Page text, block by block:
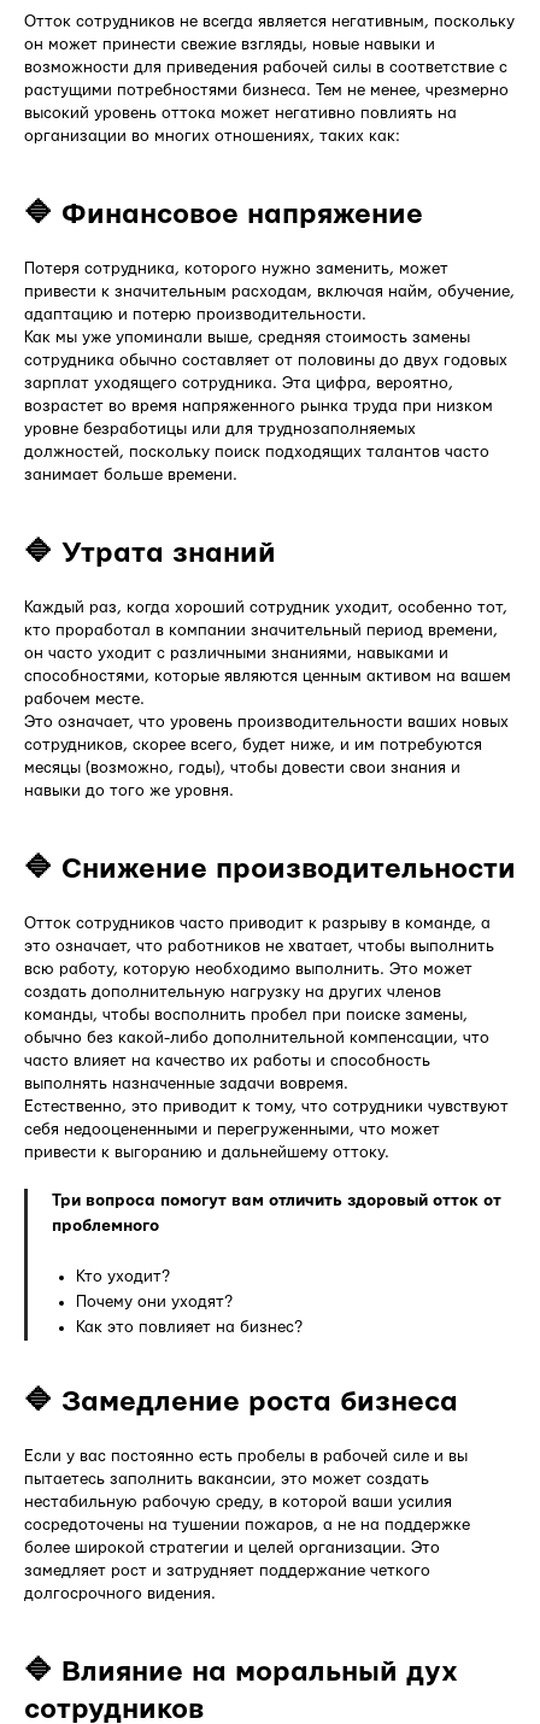
Отток сотрудников не всегда является негативным, поскольку
он может принести свежие взгляды, новые навыки и
возможности для приведения рабочей силы в соответствие с
растущими потребностями бизнеса. Тем не менее, чрезмерно
высокий уровень оттока может негативно повлиять на
организации во многих отношениях, таких как:
🔷 Финансовое напряжение
Потеря сотрудника, которого нужно заменить, может
привести к значительным расходам, включая найм, обучение,
адаптацию и потерю производительности.
Как мы уже упоминали выше, средняя стоимость замены
сотрудника обычно составляет от половины до двух годовых
зарплат уходящего сотрудника. Эта цифра, вероятно,
возрастет во время напряженного рынка труда при низком
уровне безработицы или для труднозаполняемых
должностей, поскольку поиск подходящих талантов часто
занимает больше времени.
🔷 Утрата знаний
Каждый раз, когда хороший сотрудник уходит, особенно тот,
кто проработал в компании значительный период времени,
он часто уходит с различными знаниями, навыками и
способностями, которые являются ценным активом на вашем
рабочем месте.
Это означает, что уровень производительности ваших новых
сотрудников, скорее всего, будет ниже, и им потребуются
месяцы (возможно, годы), чтобы довести свои знания и
навыки до того же уровня.
🔷 Снижение производительности
Отток сотрудников часто приводит к разрыву в команде, а
это означает, что работников не хватает, чтобы выполнить
всю работу, которую необходимо выполнить. Это может
создать дополнительную нагрузку на других членов
команды, чтобы восполнить пробел при поиске замены,
обычно без какой-либо дополнительной компенсации, что
часто влияет на качество их работы и способность
выполнять назначенные задачи вовремя.
Естественно, это приводит к тому, что сотрудники чувствуют
себя недооцененными и перегруженными, что может
привести к выгоранию и дальнейшему оттоку.
Три вопроса помогут вам отличить здоровый отток от
проблемного
Кто уходит?
Почему они уходят?
Как это повлияет на бизнес?
🔷 Замедление роста бизнеса
Если у вас постоянно есть пробелы в рабочей силе и вы
пытаетесь заполнить вакансии, это может создать
нестабильную рабочую среду, в которой ваши усилия
сосредоточены на тушении пожаров, а не на поддержке
более широкой стратегии и целей организации. Это
замедляет рост и затрудняет поддержание четкого
долгосрочного видения.
🔷 Влияние на моральный дух
сотрудников